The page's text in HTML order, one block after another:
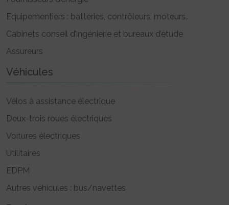
Equipementiers : batteries, contrôleurs, moteurs..
Cabinets conseil d’ingénierie et bureaux d’étude
Assureurs
Véhicules
Vélos à assistance électrique
Deux-trois roues électriques
Voitures électriques
Utilitaires
EDPM
Autres véhicules : bus/navettes